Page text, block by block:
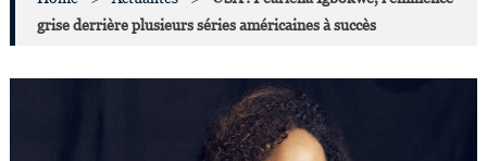
grise derrière plusieurs séries américaines à succès